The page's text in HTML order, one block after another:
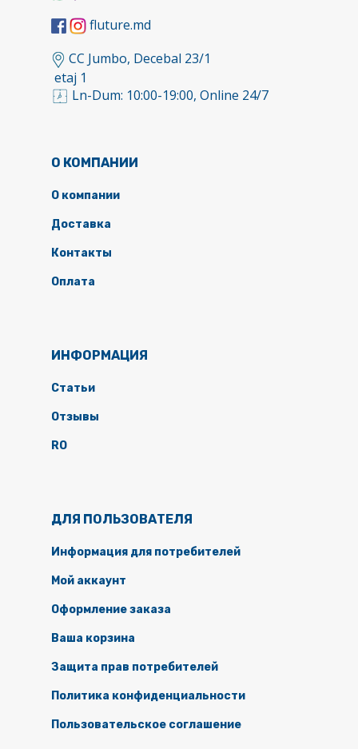
fluture.md
CC Jumbo, Decebal 23/1
etaj 1
Ln-Dum: 10:00-19:00, Online 24/7
О КОМПАНИИ
О компании
Доставка
Контакты
Оплата
ИНФОРМАЦИЯ
Статьи
Отзывы
RO
ДЛЯ ПОЛЬЗОВАТЕЛЯ
Информация для потребителей
Мой аккаунт
Оформление заказа
Ваша корзина
Защита прав потребителей
Политика конфиденциальности
Пользовательское соглашение